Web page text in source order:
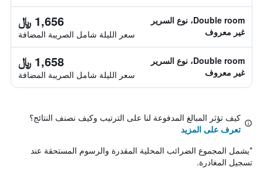
Double room، نوع السرير
غير معروف
1,656 ﷼
سعر الليلة شامل الصريبة المضافة
Double room، نوع السرير
غير معروف
1,658 ﷼
سعر الليلة شامل الصريبة المضافة
كيف تؤثر المبالغ المدفوعة لنا على الترتيب وكيف نصنف النتائج؟
تعرف على المزيد
*يشمل المجموع الضرائب المحلية المقدرة والرسوم المستحقة عند
تسجيل المغادرة.